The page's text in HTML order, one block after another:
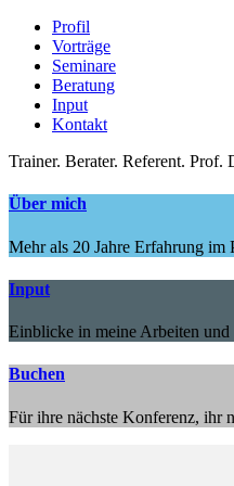
Profil
Vorträge
Seminare
Beratung
Input
Kontakt
Trainer. Berater. Referent. Prof.
Über mich
Mehr als 20 Jahre Erfahrung im
Input
Einblicke in meine Arbeiten
Buchen
Für ihre nächste Konferenz, ihr